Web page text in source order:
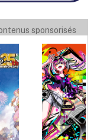
sponsorisés